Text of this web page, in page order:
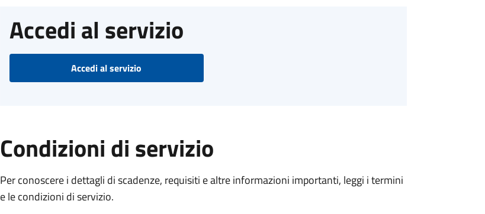
Accedi al servizio
Accedi al servizio
Condizioni di servizio
Per conoscere i dettagli di scadenze, requisiti e altre informazioni importanti, leggi i termini
e le condizioni di servizio.